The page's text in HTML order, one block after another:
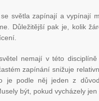
světla zapínají a vypínají
Důležitější pak je, kolik
nemají v této
zapínání snižuje
je podle něj jeden z
být, pokud vycházely